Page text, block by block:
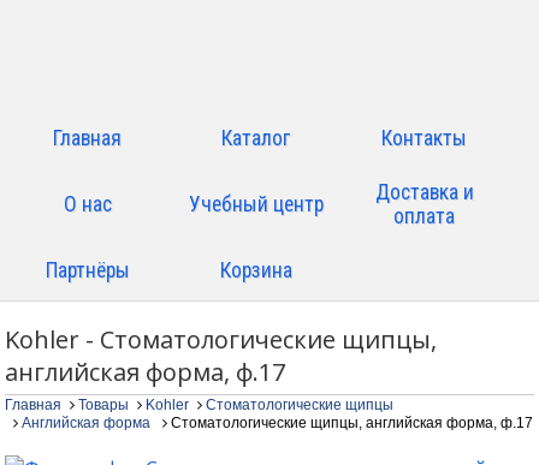
Главная Каталог Контакты
О нас Учебный центр
Доставка и
оплата
Партнёры Корзина
Kohler - Стоматологические щипцы,
английская форма, ф.17
Главная Товары Kohler
Стоматологические щипцы
Английская форма
Стоматологические щипцы, английская форма, ф.17